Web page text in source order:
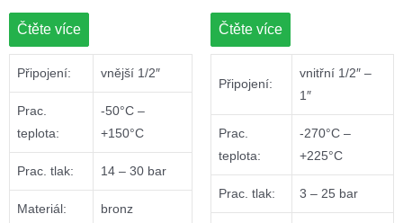
Čtěte více
Připojení: vnější 1/2″
Prac.
teplota:
-50°C –
+150°C
Prac. tlak: 14 – 30 bar
Materiál: bronz
Čtěte více
Připojení:
vnitřní 1/2″ –
1″
Prac.
teplota:
-270°C –
+225°C
Prac. tlak: 3 – 25 bar